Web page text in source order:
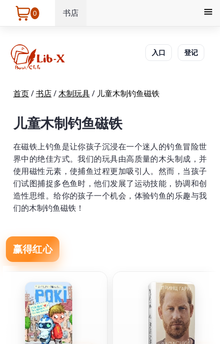
0 书店
入口 登记
首页/书店/木制玩具/ 儿童木制钓鱼磁铁
儿童木制钓鱼磁铁
在磁铁上钓鱼是让你孩子沉浸在一个迷人的钓鱼冒险世
界中的绝佳方式。我们的玩具由高质量的木头制成，并
使用磁性元素，使捕鱼过程更加吸引人。然而，当孩子
们试图捕捉多色鱼时，他们发展了运动技能，协调和创
造性思维。给你的孩子一个机会，体验钓鱼的乐趣与我
们的木制钓鱼磁铁！
赢得红心